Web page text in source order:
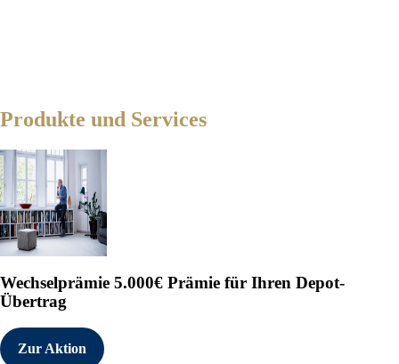
Produkte und Services
Wechselprämie 5.000€ Prämie für Ihren Depot-
Übertrag
Zur Aktion